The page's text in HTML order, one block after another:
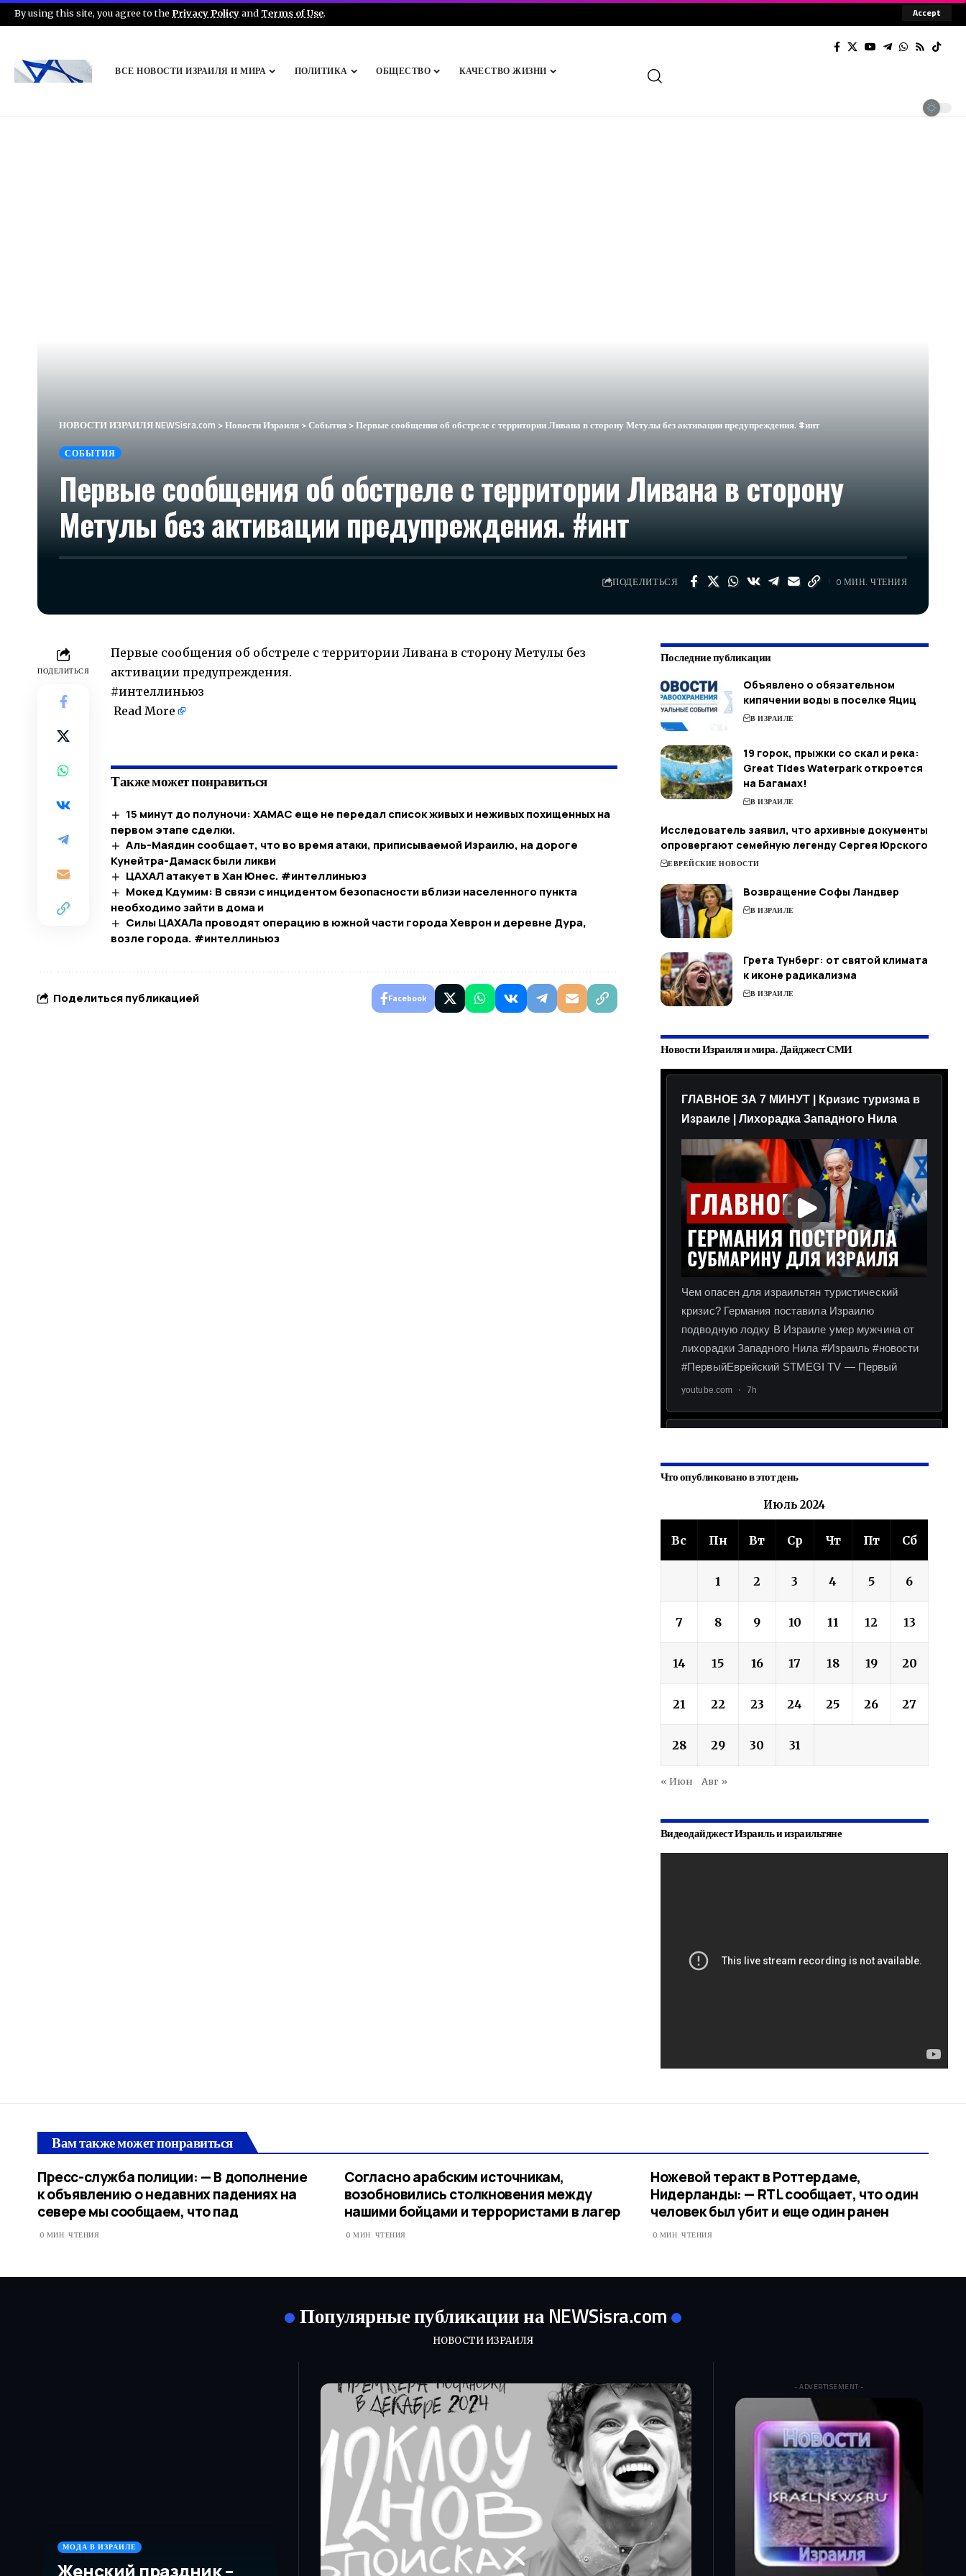
By using this site, you agree to the Privacy Policyand Terms of Use. Accept
ВСЕ НОВОСТИ ИЗРАИЛЯ И МИРА ПОЛИТИКА ОБЩЕСТВО КАЧЕСТВО ЖИЗНИ
НОВОСТИ ИЗРАИЛЯ NEWSisra.com >Новости Израиля >События >Первые сообщения об обстреле с территории Ливана в сторону Метулы без активации предупреждения. #инт
СОБЫТИЯ
Первые сообщения об обстреле с территории Ливана в сторону
Метулы без активации предупреждения. #инт
ПОДЕЛИТЬСЯ 0 МИН. ЧТЕНИЯ
ПОДЕЛИТЬСЯ
Первые сообщения об обстреле с территории Ливана в сторону Метулы без
активации предупреждения.
#интеллиньюз
Read More
Также может понравиться
15 минут до полуночи: ХАМАС еще не передал список живых и неживых похищенных на
первом этапе сделки.
Аль-Маядин сообщает, что во время атаки, приписываемой Израилю, на дороге
Кунейтра-Дамаск были ликви
ЦАХАЛ атакует в Хан Юнес. #интеллиньюз
Мокед Кдумим: В связи с инцидентом безопасности вблизи населенного пункта
необходимо зайти в дома и
Силы ЦАХАЛа проводят операцию в южной части города Хеврон и деревне Дура,
возле города. #интеллиньюз
Поделиться публикацией Facebook
Последние публикации
Объявлено о обязательном
кипячении воды в поселке Яциц
В ИЗРАИЛЕ
19 горок, прыжки со скал и река:
Great Tides Waterpark откроется
на Багамах!
В ИЗРАИЛЕ
Исследователь заявил, что архивные документы
опровергают семейную легенду Сергея Юрского
ЕВРЕЙСКИЕ НОВОСТИ
Возвращение Софы Ландвер
В ИЗРАИЛЕ
Грета Тунберг: от святой климата
к иконе радикализма
В ИЗРАИЛЕ
Новости Израиля и мира. Дайджест СМИ
Что опубликовано в этот день
Июль 2024
Вс Пн Вт Ср Чт Пт Сб
1 2 3 4 5 6
7 8 9 10 11 12 13
14 15 16 17 18 19 20
21 22 23 24 25 26 27
28 29 30 31
« Июн Авг »
Видеодайджест Израиль и израильтяне
Вам также может понравиться
Пресс-служба полиции: — В дополнение
к объявлению о недавних падениях на
севере мы сообщаем, что пад
0 МИН. ЧТЕНИЯ
Согласно арабским источникам,
возобновились столкновения между
нашими бойцами и террористами в лагер
0 МИН. ЧТЕНИЯ
Ножевой теракт в Роттердаме,
Нидерланды: — RTL сообщает, что один
человек был убит и еще один ранен
0 МИН. ЧТЕНИЯ
Популярные публикации на NEWSisra.com
НОВОСТИ ИЗРАИЛЯ
МОДА В ИЗРАИЛЕ
Женский праздник –
- ADVERTISEMENT -